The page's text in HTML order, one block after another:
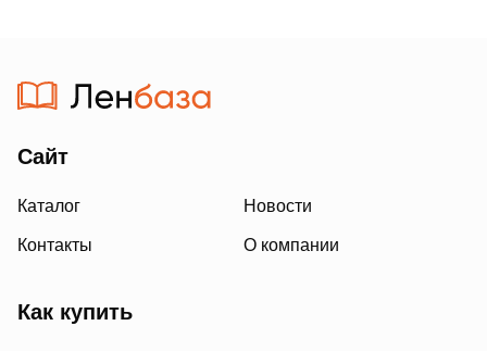
Сайт
Каталог Новости
Контакты О компании
Как купить